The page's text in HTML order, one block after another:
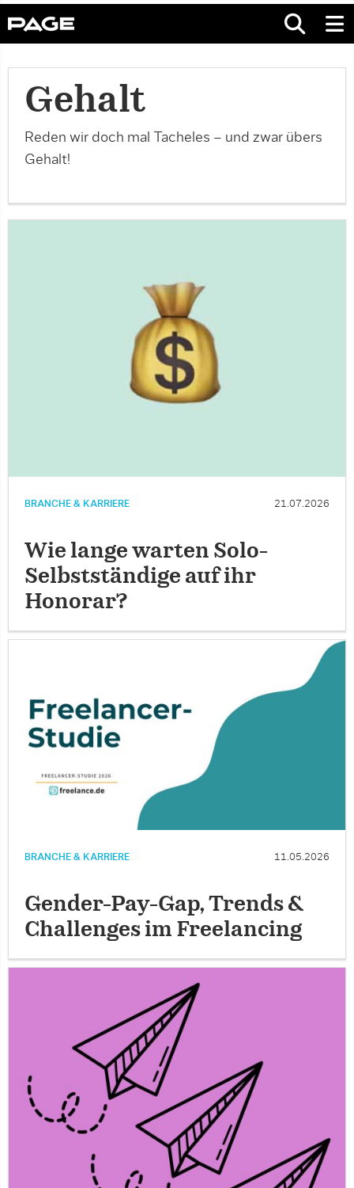
Gehalt
Reden wir doch mal Tacheles – und zwar übers
Gehalt!
BRANCHE & KARRIERE 21.07.2026
Wie lange warten Solo-
Selbstständige auf ihr
Honorar?
BRANCHE & KARRIERE 11.05.2026
Gender-Pay-Gap, Trends &
Challenges im Freelancing